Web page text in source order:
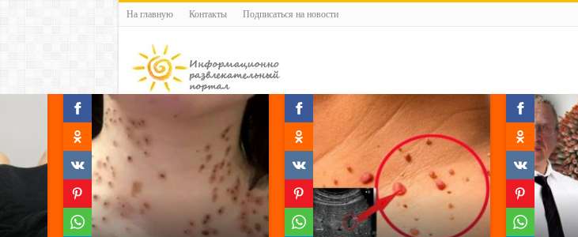
На главную Контакты Подписаться на новости